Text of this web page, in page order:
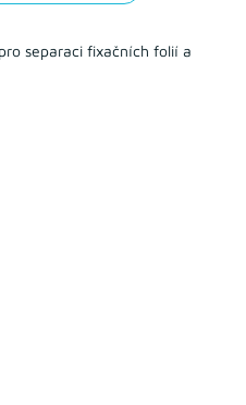
separaci fixačních folií a